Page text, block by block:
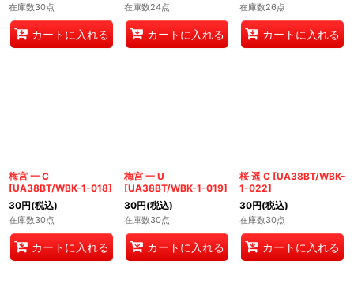
在庫数30点
カートに入れる
在庫数24点
カートに入れる
在庫数26点
カートに入れる
梅宮 一 C
[UA38BT/WBK-1-018]
30円(税込)
在庫数30点
カートに入れる
梅宮 一 U
[UA38BT/WBK-1-019]
30円(税込)
在庫数30点
カートに入れる
桜 遥 C [UA38BT/WBK-
1-022]
30円(税込)
在庫数30点
カートに入れる